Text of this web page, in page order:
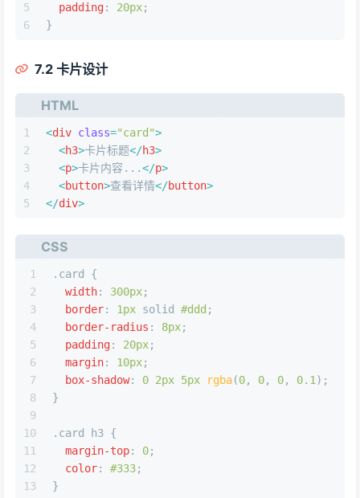
5
6
padding: 20px;
}
7.2 卡片设计
HTML
1
2
3
4
5
<div class="card">
<h3>卡片标题</h3>
<p>卡片内容...</p>
<button>查看详情</button>
</div>
CSS
1
2
3
4
5
6
7
8
9
10
11
12
13
.card
{
width: 300px;
border: 1px solid #ddd ;
border-radius : 8px;
padding: 20px;
margin: 10px;
box-shadow: 0 2px 5px rgba(0, 0, 0, 0.1);
}
.card h3 {
margin-top: 0;
color: #333;
}